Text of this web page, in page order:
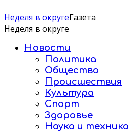
Неделя в округеГазета
Неделя в округе
Новости
Политика
Общество
Происшествия
Культура
Спорт
Здоровье
Наука и техника